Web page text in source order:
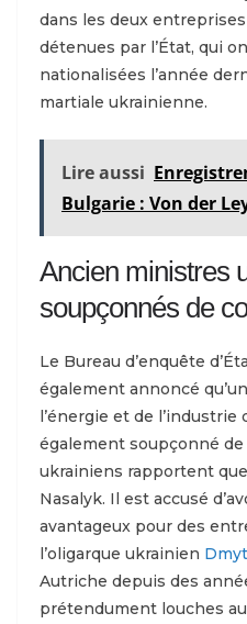
dans les deux
détenues par l’État, qui
nationalisées l’année
martiale ukrainienne.
Lire aussi
Bulgarie : Von der
Ancien ministres
soupçonnés de
Le Bureau d’enquête
également annoncé
l’énergie et de
également soupçonné
ukrainiens rapportent
Nasalyk. Il est accusé
avantageux pour des
l’oligarque ukrainien
Autriche depuis des
prétendument louches